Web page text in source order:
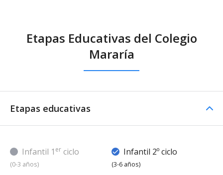
Etapas Educativas del Colegio
Mararía
Etapas educativas
Infantil 1 er ciclo
(0-3 años)
Infantil 2º ciclo
(3-6 años)